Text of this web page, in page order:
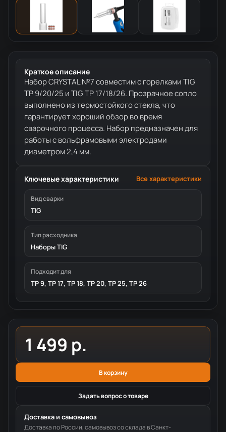
Краткое описание
Набор CRYSTAL №7 совместим с горелками TIG
TP 9/20/25 и TIG TP 17/18/26. Прозрачное сопло
выполнено из термостойкого стекла, что
гарантирует хороший обзор во время
сварочного процесса. Набор предназначен для
работы с вольфрамовыми электродами
диаметром 2,4 мм.
Ключевые характеристики Все характеристики
Вид сварки
TIG
Тип расходника
Наборы TIG
Подходит для
TP 9, TP 17, TP 18, TP 20, TP 25, TP 26
1 499 р.
В корзину
Задать вопрос о товаре
Доставка и самовывоз
Доставка по России, самовывоз со склада в Санкт-